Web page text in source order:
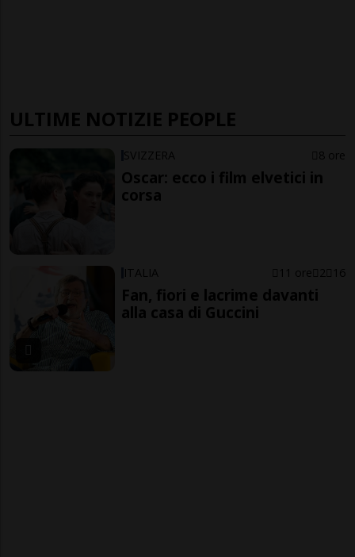
ULTIME NOTIZIE PEOPLE
SVIZZERA 8 ore
Oscar: ecco i film elvetici in
corsa
ITALIA 11 ore 2 16
Fan, fiori e lacrime davanti
alla casa di Guccini